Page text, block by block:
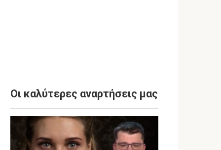
Οι καλύτερες αναρτήσεις μας